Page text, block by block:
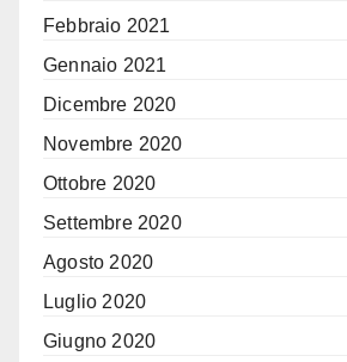
Febbraio 2021
Gennaio 2021
Dicembre 2020
Novembre 2020
Ottobre 2020
Settembre 2020
Agosto 2020
Luglio 2020
Giugno 2020